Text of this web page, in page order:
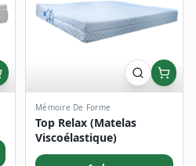
Mémoire De Forme
Top Relax (Matelas
Viscoélastique)